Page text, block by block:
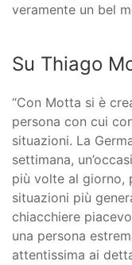
veramente un bel
Su Thiago
“Con Motta si è
persona con cui
situazioni. La
settimana,
più volte al giorno,
situazioni più
chiacchiere
una persona
attentissima ai